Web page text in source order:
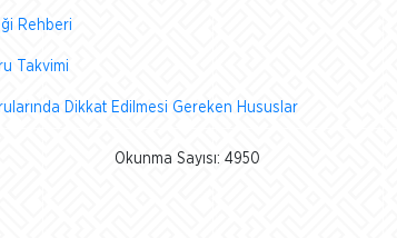
Rehberi
Takvimi
Dikkat Edilmesi Gereken Hususlar
Okunma Sayısı: 4950